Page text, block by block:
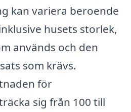
kan variera beroende
husets storlek,
används och den
som krävs.
för
sig från 100 till